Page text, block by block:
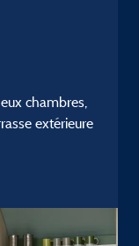
chambres,
extérieure